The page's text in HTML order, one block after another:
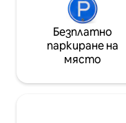
Безплатно
паркиране на
място